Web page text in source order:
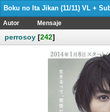
Boku no Ita Jikan (11/11) VL +
Autor
Mensaje
perrosoy [242]